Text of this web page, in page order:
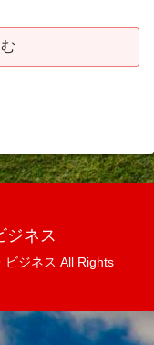
ジネス
ジネス All Rights